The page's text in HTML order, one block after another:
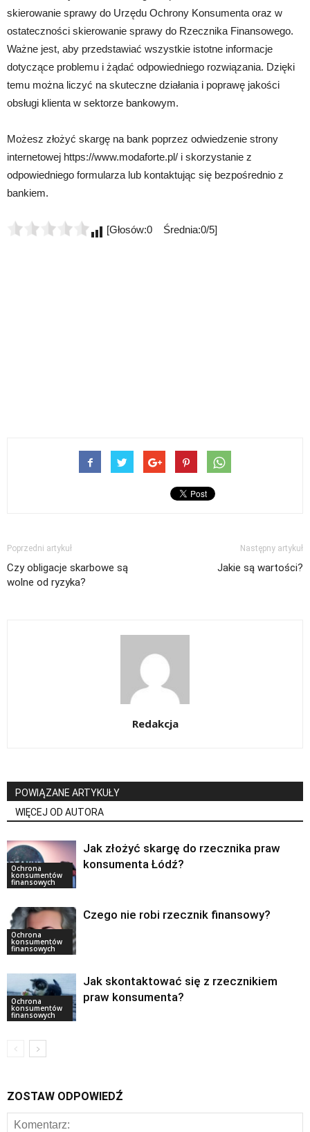
skierowanie sprawy do Urzędu Ochrony Konsumenta oraz w
ostateczności skierowanie sprawy do Rzecznika Finansowego.
Ważne jest, aby przedstawiać wszystkie istotne informacje
dotyczące problemu i żądać odpowiedniego rozwiązania. Dzięki
temu można liczyć na skuteczne działania i poprawę jakości
obsługi klienta w sektorze bankowym.
Możesz złożyć skargę na bank poprzez odwiedzenie strony
internetowej https://www.modaforte.pl/ i skorzystanie z
odpowiedniego formularza lub kontaktując się bezpośrednio z
bankiem.
[Głosów:0 Średnia:0/5]
Poprzedni artykuł
Czy obligacje skarbowe są
wolne od ryzyka?
Następny artykuł
Jakie są wartości?
Redakcja
POWIĄZANE ARTYKUŁY
WIĘCEJ OD AUTORA
Ochrona
konsumentów
finansowych
Jak złożyć skargę do rzecznika praw
konsumenta Łódź?
Ochrona
konsumentów
finansowych
Czego nie robi rzecznik finansowy?
Ochrona
konsumentów
finansowych
Jak skontaktować się z rzecznikiem
praw konsumenta?
ZOSTAW ODPOWIEDŹ